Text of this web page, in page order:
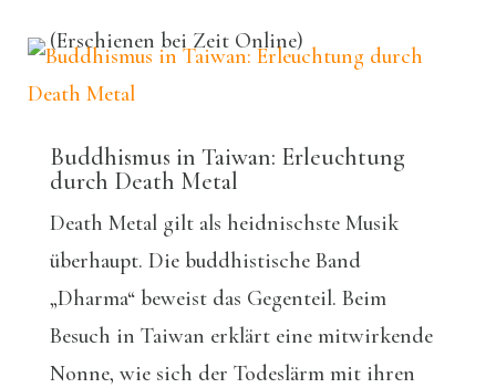
(Erschienen bei Zeit Online)
Buddhismus in Taiwan: Erleuchtung
durch Death Metal
Death Metal gilt als heidnischste Musik
überhaupt. Die buddhistische Band
„Dharma“ beweist das Gegenteil. Beim
Besuch in Taiwan erklärt eine mitwirkende
Nonne, wie sich der Todeslärm mit ihren